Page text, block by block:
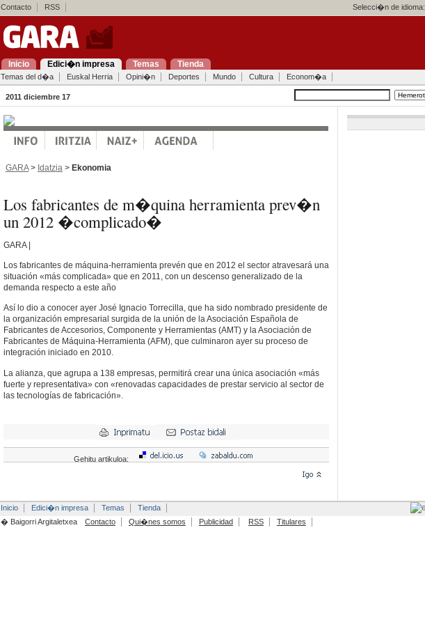
Contacto RSS Selecci�n de idioma:
Inicio Edici�n impresa Temas Tienda
Temas del d�a Euskal Herria Opini�n Deportes Mundo Cultura Econom�a
2011 diciembre 17
GARA> Idatzia > Ekonomia
Los fabricantes de m�quina herramienta prev�n
un 2012 �complicado�
GARA |
Los fabricantes de máquina-herramienta prevén que en 2012 el sector atravesará una
situación «más complicada» que en 2011, con un descenso generalizado de la
demanda respecto a este año
Así lo dio a conocer ayer José Ignacio Torrecilla, que ha sido nombrado presidente de
la organización empresarial surgida de la unión de la Asociación Española de
Fabricantes de Accesorios, Componente y Herramientas (AMT) y la Asociación de
Fabricantes de Máquina-Herramienta (AFM), que culminaron ayer su proceso de
integración iniciado en 2010.
La alianza, que agrupa a 138 empresas, permitirá crear una única asociación «más
fuerte y representativa» con «renovadas capacidades de prestar servicio al sector de
las tecnologías de fabricación».
Gehitu artikuloa:
Inicio Edici�n impresa Temas
Tienda
� Baigorri Argitaletxea
Contacto Qui�nes somos Publicidad RSS Titulares